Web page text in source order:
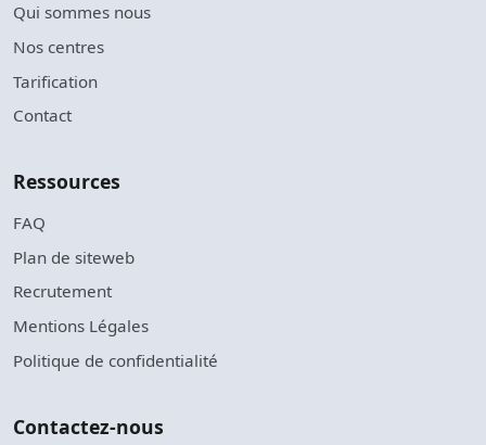
Qui sommes nous
Nos centres
Tarification
Contact
Ressources
FAQ
Plan de siteweb
Recrutement
Mentions Légales
Politique de confidentialité
Contactez-nous